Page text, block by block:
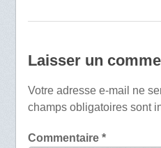
Laisser un
Votre adresse e-mail ne
champs obligatoires sont
Commentaire *